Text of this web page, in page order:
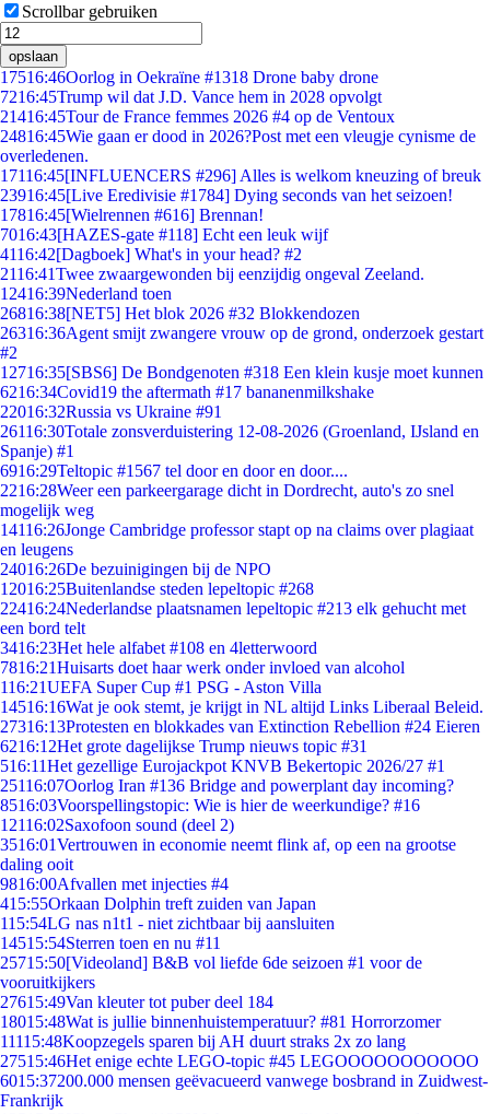
Scrollbar gebruiken
opslaan
17516:46Oorlog in Oekraïne #1318 Drone baby drone
7216:45Trump wil dat J.D. Vance hem in 2028 opvolgt
21416:45Tour de France femmes 2026 #4 op de Ventoux
24816:45Wie gaan er dood in 2026?Post met een vleugje cynisme de
overledenen.
17116:45[INFLUENCERS #296] Alles is welkom kneuzing of breuk
23916:45[Live Eredivisie #1784] Dying seconds van het seizoen!
17816:45[Wielrennen #616] Brennan!
7016:43[HAZES-gate #118] Echt een leuk wijf
4116:42[Dagboek] What's in your head? #2
2116:41Twee zwaargewonden bij eenzijdig ongeval Zeeland.
12416:39Nederland toen
26816:38[NET5] Het blok 2026 #32 Blokkendozen
26316:36Agent smijt zwangere vrouw op de grond, onderzoek gestart
#2
12716:35[SBS6] De Bondgenoten #318 Een klein kusje moet kunnen
6216:34Covid19 the aftermath #17 bananenmilkshake
22016:32Russia vs Ukraine #91
26116:30Totale zonsverduistering 12-08-2026 (Groenland, IJsland en
Spanje) #1
6916:29Teltopic #1567 tel door en door en door....
2216:28Weer een parkeergarage dicht in Dordrecht, auto's zo snel
mogelijk weg
14116:26Jonge Cambridge professor stapt op na claims over plagiaat
en leugens
24016:26De bezuinigingen bij de NPO
12016:25Buitenlandse steden lepeltopic #268
22416:24Nederlandse plaatsnamen lepeltopic #213 elk gehucht met
een bord telt
3416:23Het hele alfabet #108 en 4letterwoord
7816:21Huisarts doet haar werk onder invloed van alcohol
116:21UEFA Super Cup #1 PSG - Aston Villa
14516:16Wat je ook stemt, je krijgt in NL altijd Links Liberaal Beleid.
27316:13Protesten en blokkades van Extinction Rebellion #24 Eieren
6216:12Het grote dagelijkse Trump nieuws topic #31
516:11Het gezellige Eurojackpot KNVB Bekertopic 2026/27 #1
25116:07Oorlog Iran #136 Bridge and powerplant day incoming?
8516:03Voorspellingstopic: Wie is hier de weerkundige? #16
12116:02Saxofoon sound (deel 2)
3516:01Vertrouwen in economie neemt flink af, op een na grootse
daling ooit
9816:00Afvallen met injecties #4
415:55Orkaan Dolphin treft zuiden van Japan
115:54LG nas n1t1 - niet zichtbaar bij aansluiten
14515:54Sterren toen en nu #11
25715:50[Videoland] B&B vol liefde 6de seizoen #1 voor de
vooruitkijkers
27615:49Van kleuter tot puber deel 184
18015:48Wat is jullie binnenhuistemperatuur? #81 Horrorzomer
11115:48Koopzegels sparen bij AH duurt straks 2x zo lang
27515:46Het enige echte LEGO-topic #45 LEGOOOOOOOOOOO
6015:37200.000 mensen geëvacueerd vanwege bosbrand in Zuidwest-
Frankrijk